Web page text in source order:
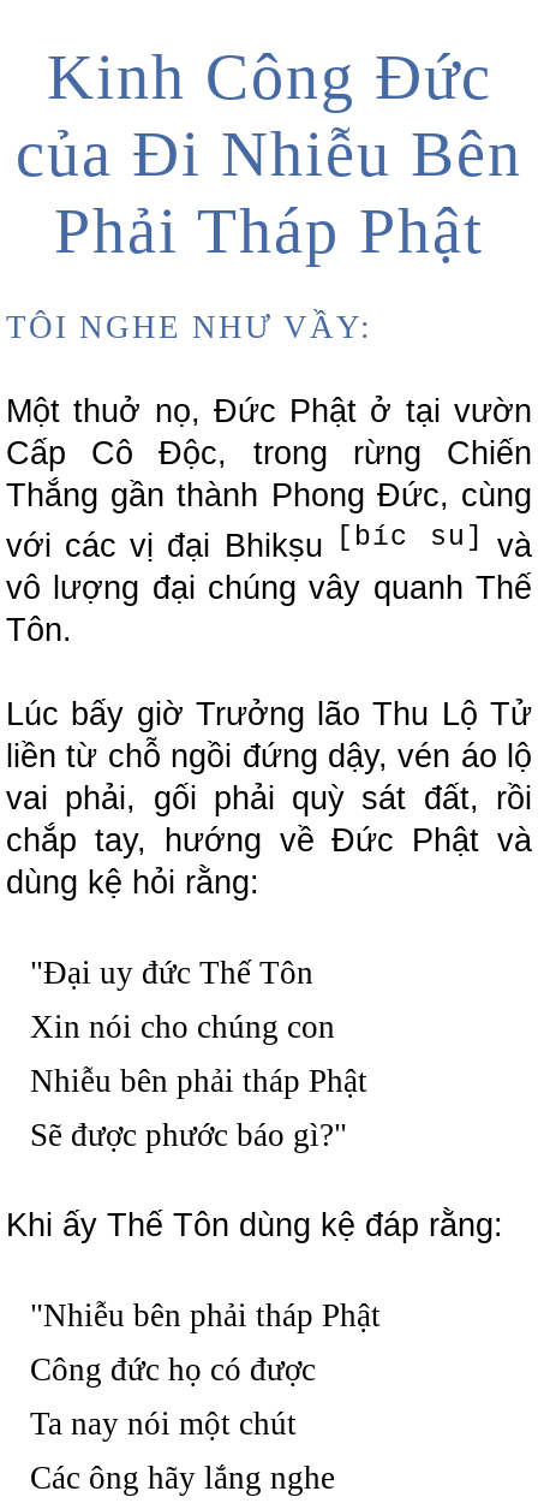
Kinh Công Đức
của Đi Nhiễu Bên
Phải Tháp Phật
TÔI NGHE NHƯ VẦY:
Một thuở nọ, Đức Phật ở tại vườn
Cấp Cô Độc, trong rừng Chiến
Thắng gần thành Phong Đức, cùng
với các vị đại Bhikṣu
[bíc su]
và
vô lượng đại chúng vây quanh Thế
Tôn.
Lúc bấy giờ Trưởng lão Thu Lộ Tử
liền từ chỗ ngồi đứng dậy, vén áo lộ
vai phải, gối phải quỳ sát đất, rồi
chắp tay, hướng về Đức Phật và
dùng kệ hỏi rằng:
"Đại uy đức Thế Tôn
Xin nói cho chúng con
Nhiễu bên phải tháp Phật
Sẽ được phước báo gì?"
Khi ấy Thế Tôn dùng kệ đáp rằng:
"Nhiễu bên phải tháp Phật
Công đức họ có được
Ta nay nói một chút
Các ông hãy lắng nghe